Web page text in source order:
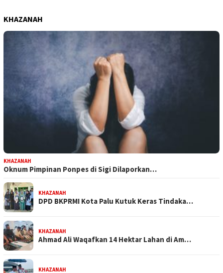
KHAZANAH
KHAZANAH
Oknum Pimpinan Ponpes di Sigi Dilaporkan…
KHAZANAH
DPD BKPRMI Kota Palu Kutuk Keras Tindaka…
KHAZANAH
Ahmad Ali Waqafkan 14 Hektar Lahan di Am…
KHAZANAH